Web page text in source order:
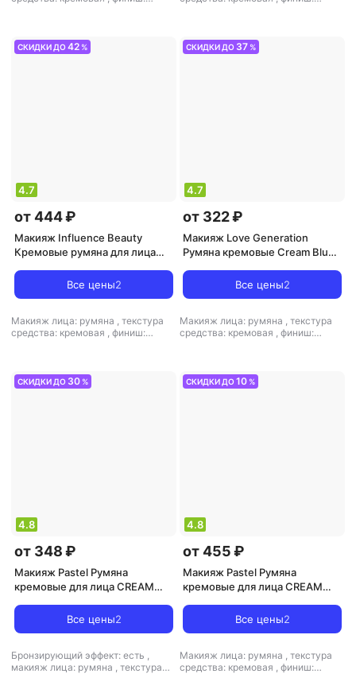
СКИДКИ ДО42 %
4.7
от 444 ₽
Макияж Influence Beauty
Кремовые румяна для лица
4602006382683
Все цены2
Макияж лица: румяна , текстура
средства: кремовая , финиш:
СКИДКИ ДО 37 %
4.7
от 322 ₽
Макияж Love Generation
Румяна кремовые Cream Blush
Все цены2
Макияж лица: румяна , текстура
средства: кремовая , финиш:
СКИДКИ ДО 30 %
4.8
от 348 ₽
Макияж Pastel Румяна
кремовые для лица CREAM
Все цены2
Бронзирующий эффект: есть ,
макияж лица: румяна , текстура
СКИДКИ ДО10 %
4.8
от 455 ₽
Макияж Pastel Румяна
кремовые для лица CREAM
Все цены2
Макияж лица: румяна , текстура
средства: кремовая , финиш: